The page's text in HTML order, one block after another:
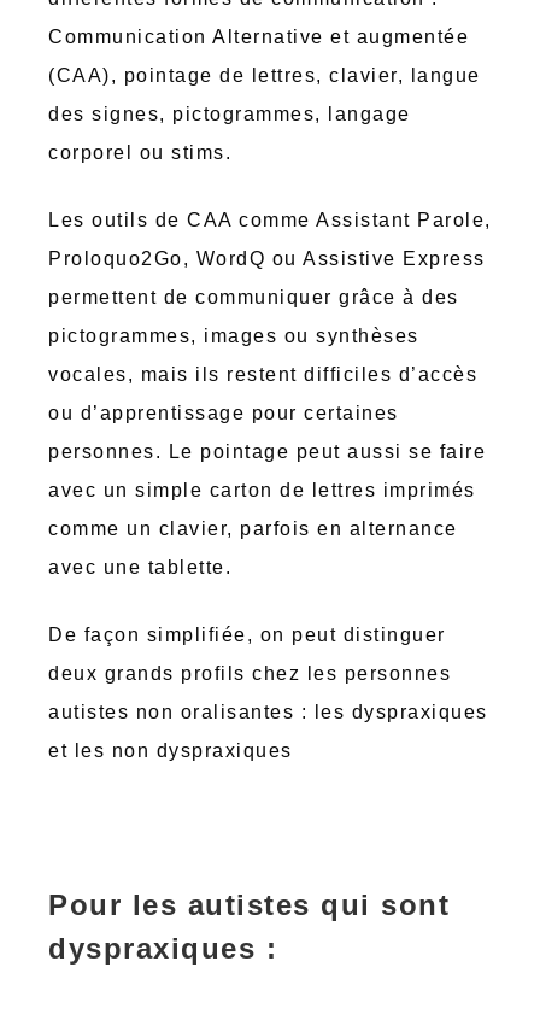
Communication Alternative et augmentée
(CAA), pointage de lettres, clavier, langue
des signes, pictogrammes, langage
corporel ou stims.
Les outils de CAA comme Assistant Parole,
Proloquo2Go, WordQ ou Assistive Express
permettent de communiquer grâce à des
pictogrammes, images ou synthèses
vocales, mais ils restent difficiles d’accès
ou d’apprentissage pour certaines
personnes. Le pointage peut aussi se faire
avec un simple carton de lettres imprimés
comme un clavier, parfois en alternance
avec une tablette.
De façon simplifiée, on peut distinguer
deux grands profils chez les personnes
autistes non oralisantes : les dyspraxiques
et les non dyspraxiques
Pour les autistes qui sont
dyspraxiques :